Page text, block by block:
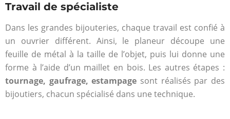
Travail de spécialiste
Dans les grandes bijouteries, chaque travail est confié à
un ouvrier différent. Ainsi, le planeur découpe une
feuille de métal à la taille de l’objet, puis lui donne une
forme à l’aide d’un maillet en bois. Les autres étapes :
tournage, gaufrage, estampage sont réalisés par des
bijoutiers, chacun spécialisé dans une technique.